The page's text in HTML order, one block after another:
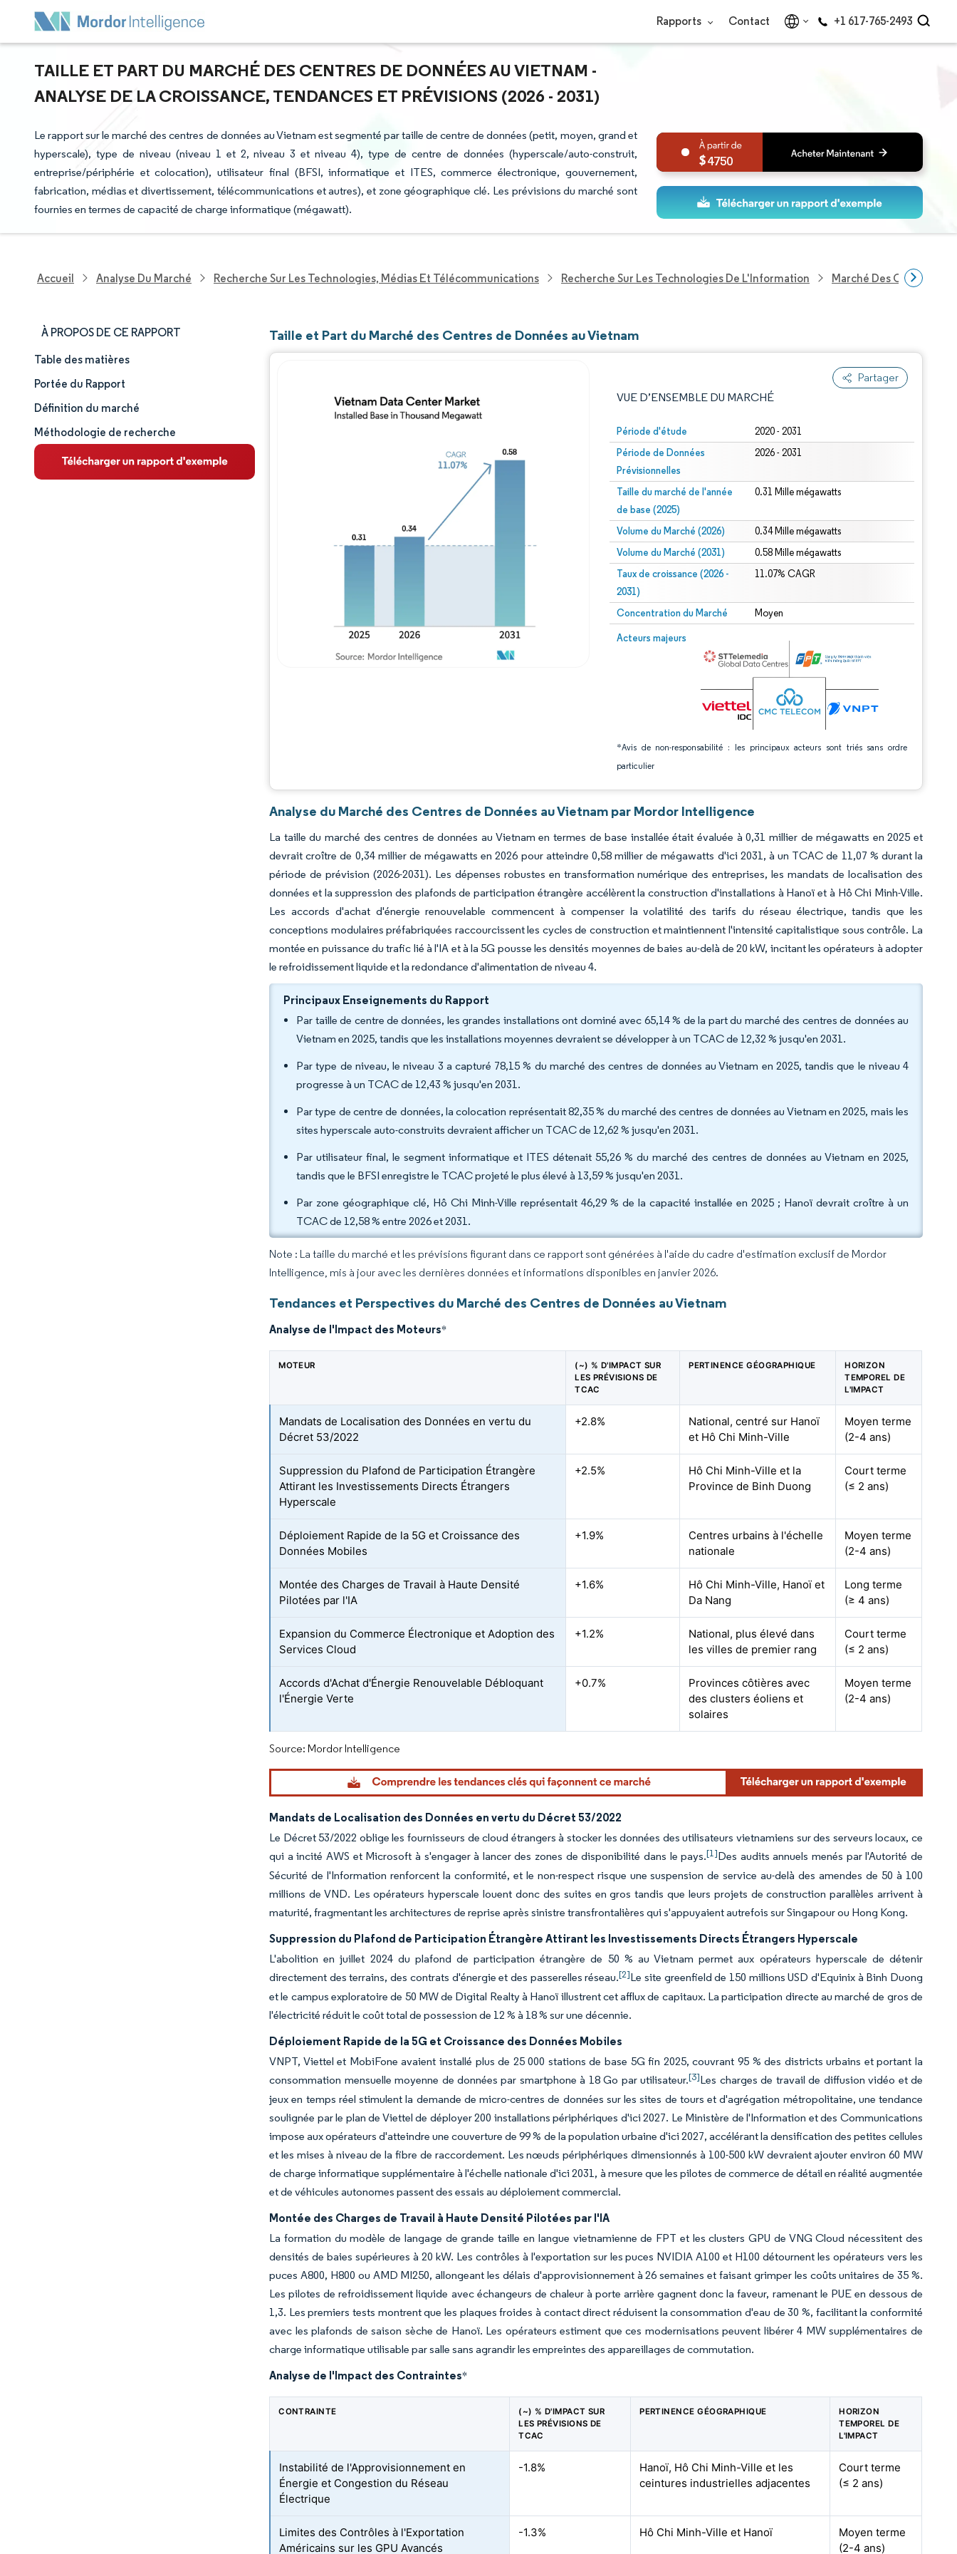
Rapports Contact +1 617-765-2493
TAILLE ET PART DU MARCHÉ DES CENTRES DE DONNÉES AU VIETNAM -
ANALYSE DE LA CROISSANCE, TENDANCES ET PRÉVISIONS (2026 - 2031)
Le rapport sur le marché des centres de données au Vietnam est segmenté par taille de centre de données (petit, moyen, grand et
hyperscale), type de niveau (niveau 1 et 2, niveau 3 et niveau 4), type de centre de données (hyperscale/auto-construit,
entreprise/périphérie et colocation), utilisateur final (BFSI, informatique et ITES, commerce électronique, gouvernement,
fabrication, médias et divertissement, télécommunications et autres), et zone géographique clé. Les prévisions du marché sont
fournies en termes de capacité de charge informatique (mégawatt).
4750
Accueil Analyse Du Marché Recherche Sur Les Technologies, Médias Et Télécommunications Recherche Sur Les Technologies De L'Information Marché Des Centres De
À PROPOS DE CE RAPPORT
Taille et part de marché
Analyse du marché
Tendances et perspectives
Analyse des segments
Table des matières
Portée du Rapport
Définition du marché
Méthodologie de recherche
Taille et Part du Marché des Centres de Données au Vietnam
Partager
VUE D’ENSEMBLE DU MARCHÉ
Période d'étude 2020 - 2031
Période de Données
Prévisionnelles
2026 - 2031
Taille du marché de l'année
de base (2025)
0.31 Mille mégawatts
Volume du Marché (2026) 0.34 Mille mégawatts
Volume du Marché (2031) 0.58 Mille mégawatts
Taux de croissance (2026 -
2031)
11.07% CAGR
Concentration du Marché Moyen
Acteurs majeurs
*Avis de non-responsabilité : les principaux acteurs sont triés sans ordre
particulier
Image © Mordor Intelligence. La réutilisation nécessite une attribution sous CC BY 4.0.
Image © Mordor Intelligence. La réutilisation nécessite une attribution sous CC BY 4.0.
Analyse du Marché des Centres de Données au Vietnam par Mordor Intelligence
La taille du marché des centres de données au Vietnam en termes de base installée était évaluée à 0,31 millier de mégawatts en 2025 et
devrait croître de 0,34 millier de mégawatts en 2026 pour atteindre 0,58 millier de mégawatts d'ici 2031, à un TCAC de 11,07 % durant la
période de prévision (2026-2031). Les dépenses robustes en transformation numérique des entreprises, les mandats de localisation des
données et la suppression des plafonds de participation étrangère accélèrent la construction d'installations à Hanoï et à Hô Chi Minh-Ville.
Les accords d'achat d'énergie renouvelable commencent à compenser la volatilité des tarifs du réseau électrique, tandis que les
conceptions modulaires préfabriquées raccourcissent les cycles de construction et maintiennent l'intensité capitalistique sous contrôle. La
montée en puissance du trafic lié à l'IA et à la 5G pousse les densités moyennes de baies au-delà de 20 kW, incitant les opérateurs à adopter
le refroidissement liquide et la redondance d'alimentation de niveau 4.
Principaux Enseignements du Rapport
Par taille de centre de données, les grandes installations ont dominé avec 65,14 % de la part du marché des centres de données au
Vietnam en 2025, tandis que les installations moyennes devraient se développer à un TCAC de 12,32 % jusqu'en 2031.
Par type de niveau, le niveau 3 a capturé 78,15 % du marché des centres de données au Vietnam en 2025, tandis que le niveau 4
progresse à un TCAC de 12,43 % jusqu'en 2031.
Par type de centre de données, la colocation représentait 82,35 % du marché des centres de données au Vietnam en 2025, mais les
sites hyperscale auto-construits devraient afficher un TCAC de 12,62 % jusqu'en 2031.
Par utilisateur final, le segment informatique et ITES détenait 55,26 % du marché des centres de données au Vietnam en 2025,
tandis que le BFSI enregistre le TCAC projeté le plus élevé à 13,59 % jusqu'en 2031.
Par zone géographique clé, Hô Chi Minh-Ville représentait 46,29 % de la capacité installée en 2025 ; Hanoï devrait croître à un
TCAC de 12,58 % entre 2026 et 2031.
Note : La taille du marché et les prévisions figurant dans ce rapport sont générées à l'aide du cadre d'estimation exclusif de Mordor
Intelligence, mis à jour avec les dernières données et informations disponibles en janvier 2026.
Tendances et Perspectives du Marché des Centres de Données au Vietnam
Analyse de l'Impact des Moteurs*
MOTEUR
(~) % D'IMPACT SUR
LES PRÉVISIONS DE
TCAC
PERTINENCE GÉOGRAPHIQUE
HORIZON
TEMPOREL DE
L'IMPACT
Mandats de Localisation des Données en vertu du
Décret 53/2022
+2.8%
National, centré sur Hanoï
et Hô Chi Minh-Ville
Moyen terme
(2-4 ans)
Suppression du Plafond de Participation Étrangère
Attirant les Investissements Directs Étrangers
Hyperscale
+2.5%
Hô Chi Minh-Ville et la
Province de Binh Duong
Court terme
(≤ 2 ans)
Déploiement Rapide de la 5G et Croissance des
Données Mobiles
+1.9%
Centres urbains à l'échelle
nationale
Moyen terme
(2-4 ans)
Montée des Charges de Travail à Haute Densité
Pilotées par l'IA
+1.6%
Hô Chi Minh-Ville, Hanoï et
Da Nang
Long terme
(≥ 4 ans)
Expansion du Commerce Électronique et Adoption des
Services Cloud
+1.2%
National, plus élevé dans
les villes de premier rang
Court terme
(≤ 2 ans)
Accords d'Achat d'Énergie Renouvelable Débloquant
l'Énergie Verte
+0.7%
Provinces côtières avec
des clusters éoliens et
solaires
Moyen terme
(2-4 ans)
Source: Mordor Intelligence
Mandats de Localisation des Données en vertu du Décret 53/2022
Le Décret 53/2022 oblige les fournisseurs de cloud étrangers à stocker les données des utilisateurs vietnamiens sur des serveurs locaux, ce
qui a incité AWS et Microsoft à s'engager à lancer des zones de disponibilité dans le pays.[1]Des audits annuels menés par l'Autorité de
Sécurité de l'Information renforcent la conformité, et le non-respect risque une suspension de service au-delà des amendes de 50 à 100
millions de VND. Les opérateurs hyperscale louent donc des suites en gros tandis que leurs projets de construction parallèles arrivent à
maturité, fragmentant les architectures de reprise après sinistre transfrontalières qui s'appuyaient autrefois sur Singapour ou Hong Kong.
Suppression du Plafond de Participation Étrangère Attirant les Investissements Directs Étrangers Hyperscale
L'abolition en juillet 2024 du plafond de participation étrangère de 50 % au Vietnam permet aux opérateurs hyperscale de détenir
directement des terrains, des contrats d'énergie et des passerelles réseau.[2]Le site greenfield de 150 millions USD d'Equinix à Binh Duong
et le campus exploratoire de 50 MW de Digital Realty à Hanoï illustrent cet afflux de capitaux. La participation directe au marché de gros de
l'électricité réduit le coût total de possession de 12 % à 18 % sur une décennie.
Déploiement Rapide de la 5G et Croissance des Données Mobiles
VNPT, Viettel et MobiFone avaient installé plus de 25 000 stations de base 5G fin 2025, couvrant 95 % des districts urbains et portant la
consommation mensuelle moyenne de données par smartphone à 18 Go par utilisateur.[3]Les charges de travail de diffusion vidéo et de
jeux en temps réel stimulent la demande de micro-centres de données sur les sites de tours et d'agrégation métropolitaine, une tendance
soulignée par le plan de Viettel de déployer 200 installations périphériques d'ici 2027. Le Ministère de l'Information et des Communications
impose aux opérateurs d'atteindre une couverture de 99 % de la population urbaine d'ici 2027, accélérant la densification des petites cellules
et les mises à niveau de la fibre de raccordement. Les nœuds périphériques dimensionnés à 100-500 kW devraient ajouter environ 60 MW
de charge informatique supplémentaire à l'échelle nationale d'ici 2031, à mesure que les pilotes de commerce de détail en réalité augmentée
et de véhicules autonomes passent des essais au déploiement commercial.
Montée des Charges de Travail à Haute Densité Pilotées par l'IA
La formation du modèle de langage de grande taille en langue vietnamienne de FPT et les clusters GPU de VNG Cloud nécessitent des
densités de baies supérieures à 20 kW. Les contrôles à l'exportation sur les puces NVIDIA A100 et H100 détournent les opérateurs vers les
puces A800, H800 ou AMD MI250, allongeant les délais d'approvisionnement à 26 semaines et faisant grimper les coûts unitaires de 35 %.
Les pilotes de refroidissement liquide avec échangeurs de chaleur à porte arrière gagnent donc la faveur, ramenant le PUE en dessous de
1,3. Les premiers tests montrent que les plaques froides à contact direct réduisent la consommation d'eau de 30 %, facilitant la conformité
avec les plafonds de saison sèche de Hanoï. Les opérateurs estiment que ces modernisations peuvent libérer 4 MW supplémentaires de
charge informatique utilisable par salle sans agrandir les empreintes des appareillages de commutation.
Analyse de l'Impact des Contraintes*
CONTRAINTE
(~) % D'IMPACT SUR
LES PRÉVISIONS DE
TCAC
PERTINENCE GÉOGRAPHIQUE
HORIZON
TEMPOREL DE
L'IMPACT
Instabilité de l'Approvisionnement en
Énergie et Congestion du Réseau
Électrique
-1.8%
Hanoï, Hô Chi Minh-Ville et les
ceintures industrielles adjacentes
Court terme
(≤ 2 ans)
Limites des Contrôles à l'Exportation
Américains sur les GPU Avancés
-1.3% Hô Chi Minh-Ville et Hanoï
Moyen terme
(2-4 ans)